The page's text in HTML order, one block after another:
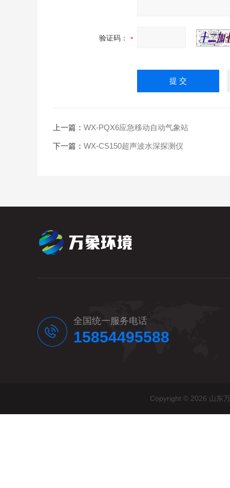
验证码：
上一篇： WX-PQX6应急移动自动气象站
下一篇： WX-CS150超声波水深探测仪
全国统一服务电话
15854495588
Copyright © 2026 山东